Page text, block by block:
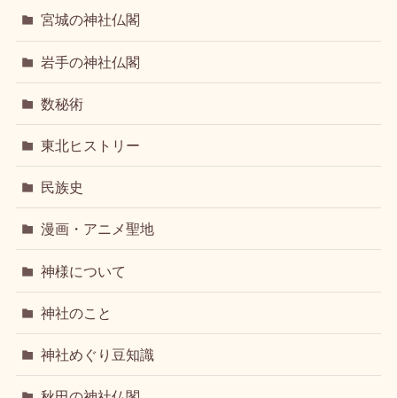
宮城の神社仏閣
岩手の神社仏閣
数秘術
東北ヒストリー
民族史
漫画・アニメ聖地
神様について
神社のこと
神社めぐり豆知識